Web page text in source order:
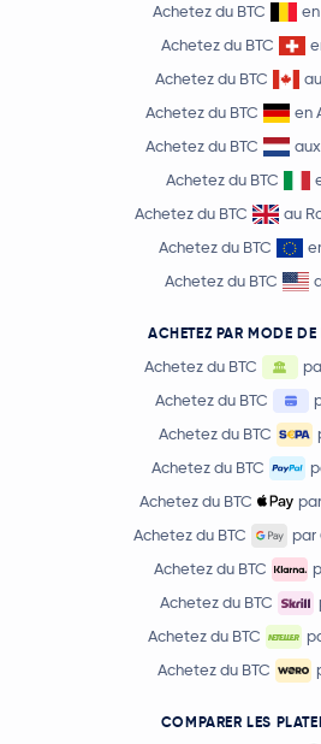
Achetez du BTC
Achetez du BTC
Achetez du BTC
Achetez du BTC
en
Achetez du BTC
Achetez du BTC
Achetez du BTC
au
Achetez du BTC
Achetez du BTC
ACHETEZ PAR MODE DE
Achetez du BTC
Achetez du BTC
Achetez du BTC
Achetez du BTC
Achetez du BTC
Achetez du BTC
par
Achetez du BTC
Achetez du BTC
Achetez du BTC
Achetez du BTC
COMPARER LES